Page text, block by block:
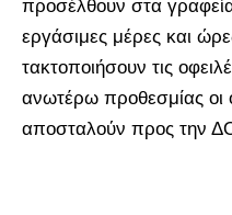
προσέλθουν στα
εργάσιμες μέρες και
τακτοποιήσουν τις
ανωτέρω προθεσμίας οι
αποσταλούν προς την